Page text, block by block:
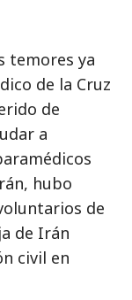
temores ya
de la Cruz
de
a
hubo
de
de Irán
civil en